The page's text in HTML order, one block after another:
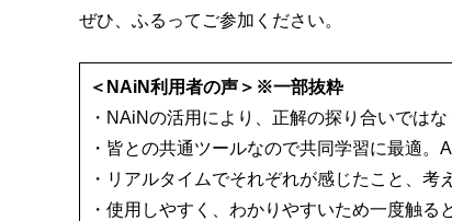
ぜひ、ふるってご参加ください。
＜NAiN利用者の声＞※一部抜粋
・NAiNの活用により、正解の探り合いでは
・皆との共通ツールなので共同学習に最適
・リアルタイムでそれぞれが感じたこと、考
・使用しやすく、わかりやすいため一度触る